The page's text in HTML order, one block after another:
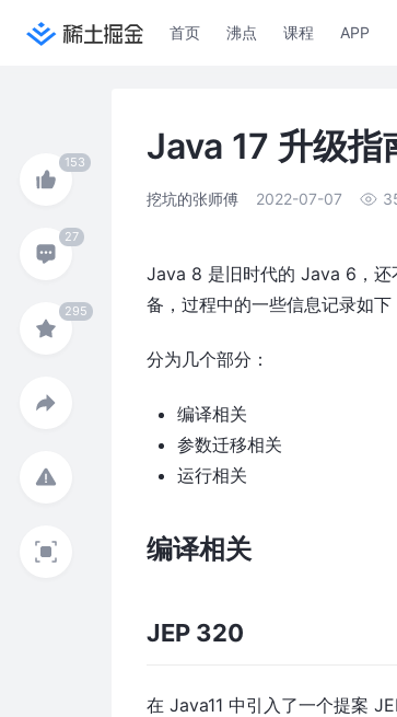
首页 沸点 课程 APP
Java 17 升级指
挖坑的张师傅 2022-07-07
Java 8 是旧时代的 Java 6，还
备，过程中的一些信息记录如下
分为几个部分：
编译相关
参数迁移相关
运行相关
编译相关
JEP 320
在 Java11 中引入了一个提案